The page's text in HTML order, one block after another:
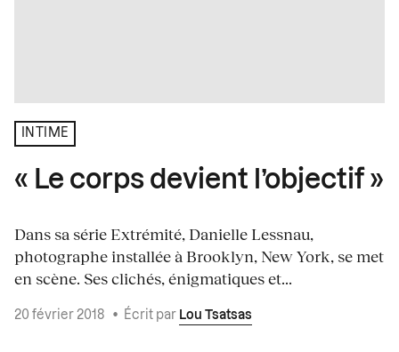
INTIME
« Le corps devient l’objectif »
Dans sa série Extrémité, Danielle Lessnau,
photographe installée à Brooklyn, New York, se met
en scène. Ses clichés, énigmatiques et...
20 février 2018 • Écrit par Lou Tsatsas